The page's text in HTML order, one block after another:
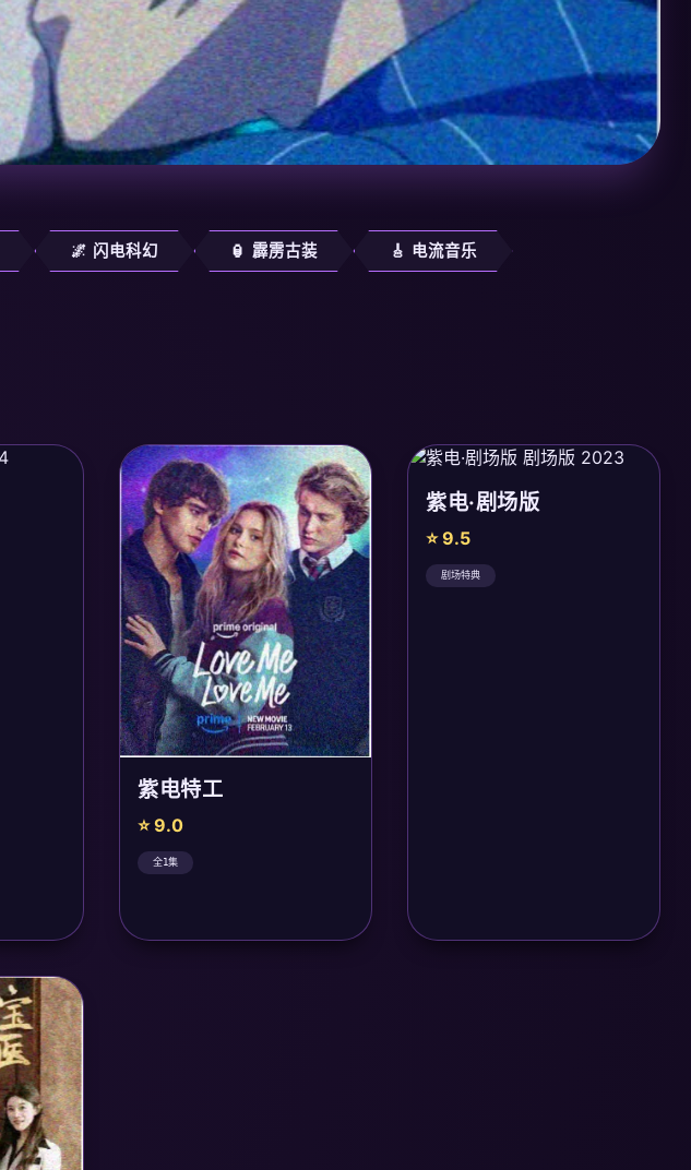
🌌 闪电科幻 🏮 霹雳古装 🎸 电流音乐
紫电特工
⭐ 9.0
全1集
紫电·剧场版
⭐ 9.5
剧场特典